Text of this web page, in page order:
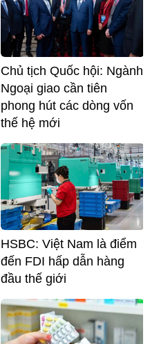
Chủ tịch Quốc hội: Ngành
Ngoại giao cần tiên
phong hút các dòng vốn
thế hệ mới
HSBC: Việt Nam là điểm
đến FDI hấp dẫn hàng
đầu thế giới